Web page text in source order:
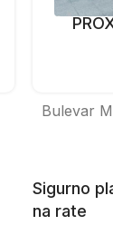
Bulevar
Sigurno
na rate